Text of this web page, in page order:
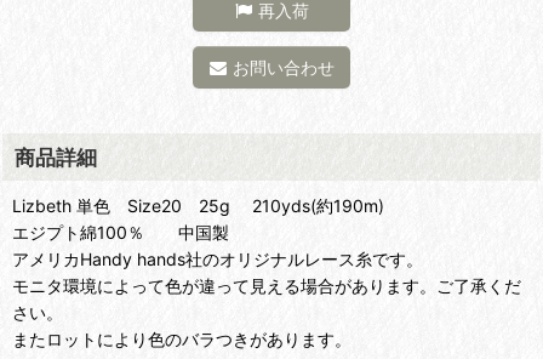
再入荷
お問い合わせ
商品詳細
Lizbeth 単色 Size20 25g 210yds(約190m)
エジプト綿100％ 中国製
アメリカHandy hands社のオリジナルレース糸です。
モニタ環境によって色が違って見える場合があります。ご了承くだ
さい。
またロットにより色のバラつきがあります。